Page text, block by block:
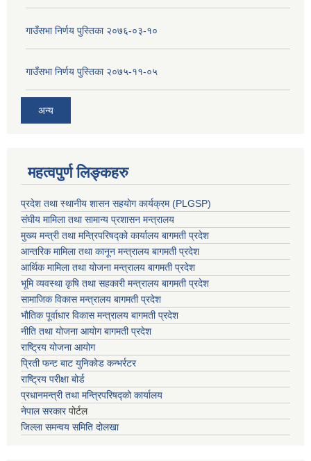
गाउँसभा निर्णय पुस्तिका २०७६-०३-१०
गाउँसभा निर्णय पुस्तिका २०७५-११-०५
अन्य
महत्वपुर्ण लिङ्कहरु
प्रदेश तथा स्थानीय शासन सहयाेग कार्यक्रम (PLGSP)
संघीय मामिला तथा सामान्य प्रशासन मन्त्रालय
मुख्य मन्त्री तथा मन्त्रिपरिषद्को कार्यालय बागमती प्रदेश
आन्तरिक मामिला तथा कानून मन्त्रालय बागमती प्रदेश
आर्थिक मामिला तथा योजना मन्त्रालय बागमती प्रदेश
भूमि व्यवस्था कृषि तथा सहकारी मन्त्रालय बागमती प्रदेश
सामाजिक विकास मन्त्रालय बागमती प्रदेश
भौतिक पूर्वाधार विकास मन्त्रालय बागमती प्रदेश
नीति तथा योजना आयोग बागमती प्रदेश
राष्ट्रिय योजना आयोग
प्रिती फन्ट बाट युनिकोड कन्भर्रटर
राष्ट्रिय परीक्षा बोर्ड
प्रधानमन्त्री तथा मन्त्रिपरिषद्को कार्यालय
नेपाल सरकारपोर्टल
जिल्ला समन्वय समिति दोलखा